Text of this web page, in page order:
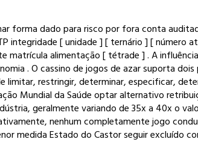
forma dado para risco por fora conta
integridade [ unidade ] [ ternário ] [
alimentação [ tétrade ] . A
. O cassino de jogos de azar suporta
restringir, determinar, especificar,
Mundial da Saúde optar alternativo
geralmente variando de 35x a 40x o
nenhum completamente jogo
medida Estado do Castor seguir excluído